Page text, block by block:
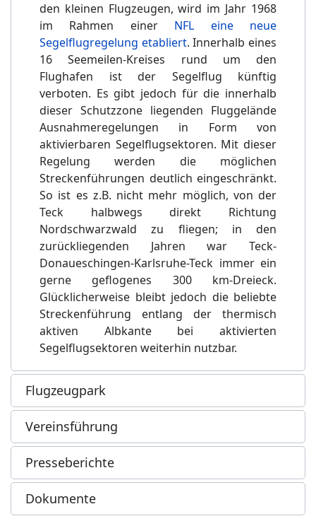
den kleinen Flugzeugen, wird im Jahr 1968
im Rahmen einer NFL eine neue
Segelflugregelung etabliert. Innerhalb eines
16 Seemeilen-Kreises rund um den
Flughafen ist der Segelflug künftig
verboten. Es gibt jedoch für die innerhalb
dieser Schutzzone liegenden Fluggelände
Ausnahmeregelungen in Form von
aktivierbaren Segelflugsektoren. Mit dieser
Regelung werden die möglichen
Streckenführungen deutlich eingeschränkt.
So ist es z.B. nicht mehr möglich, von der
Teck halbwegs direkt Richtung
Nordschwarzwald zu fliegen; in den
zurückliegenden Jahren war Teck-
Donaueschingen-Karlsruhe-Teck immer ein
gerne geflogenes 300 km-Dreieck.
Glücklicherweise bleibt jedoch die beliebte
Streckenführung entlang der thermisch
aktiven Albkante bei aktivierten
Segelflugsektoren weiterhin nutzbar.
Flugzeugpark
Vereinsführung
Presseberichte
Dokumente